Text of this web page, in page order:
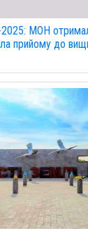
2025: МОН
прийому до